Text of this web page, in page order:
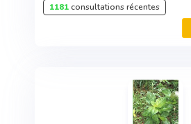
1181consultations récentes